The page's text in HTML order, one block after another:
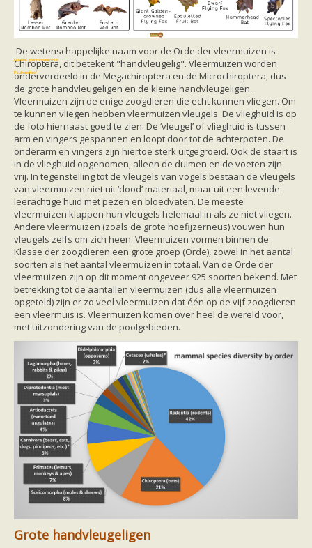
Bechsteins vleermuis
Bosvleermuis
Brandt's vleermuis
Bruine of gewone grootoorvleermuis
Franjestaart
Gewone dwergvleermuis
Grijze grootoorvleermuis
Grote rosse vleermuis
Ingekorven vleermuis
Kleine en grote hoefijzerneus
Laatvlieger
Meervleermuis
Mopsvleermuis
Noordse vleermuis
Rosse vleermuis
Ruige dwergvleermuis
Tweekleurige vleermuis
Vale vleermuis
Watervleermuis
Vleermuizen en eikenprocessierups
Kinderpagina
Spreekbeurt
Knutselen
Tekenen
Spelletjes
Weetjes
Meer weten
Boeken en tijdschriften
geluiden van vleermuizen
Achtergrond informatie
Nieuwsberichten
Informatiefolders
Nederland
Buitenland
Meer dan vleermuizen
Handleidingen
Vlendag presentaties
Vlennieuwsbrief
Overige publicaties
zoonose info (rabies, corona, etc)
rapporten
Handleiding
Gewone grootoorvleermuis
Paul van Hoof
De wetenschappelijke naam voor de Orde der vleermuizen is
Chiroptera, dit betekent "handvleugelig". Vleermuizen worden
onderverdeeld in de Megachiroptera en de Microchiroptera, dus
de grote handvleugeligen en de kleine handvleugeligen.
Vleermuizen zijn de enige zoogdieren die echt kunnen vliegen. Om
te kunnen vliegen hebben vleermuizen vleugels. De vlieghuid is op
de foto hiernaast goed te zien. De ‘vleugel’ of vlieghuid is tussen
arm en vingers gespannen en loopt door tot de achterpoten. De
onderarm en vingers zijn hiertoe sterk uitgegroeid. Ook de staart is
in de vlieghuid opgenomen, alleen de duimen en de voeten zijn
vrij. In tegenstelling tot de vleugels van vogels bestaan de vleugels
van vleermuizen niet uit ‘dood’ materiaal, maar uit een levende
leerachtige huid met pezen en bloedvaten. De meeste
vleermuizen klappen hun vleugels helemaal in als ze niet vliegen.
Andere vleermuizen (zoals de grote hoefijzerneus) vouwen hun
vleugels zelfs om zich heen. Vleermuizen vormen binnen de
Klasse der zoogdieren een grote groep (Orde), zowel in het aantal
soorten als het aantal vleermuizen in totaal. Van de Orde der
vleermuizen zijn op dit moment ongeveer 925 soorten bekend. Met
betrekking tot de aantallen vleermuizen (dus alle vleermuizen
opgeteld) zijn er zo veel vleermuizen dat één op de vijf zoogdieren
een vleermuis is. Vleermuizen komen over heel de wereld voor,
met uitzondering van de poolgebieden.
Grote handvleugeligen